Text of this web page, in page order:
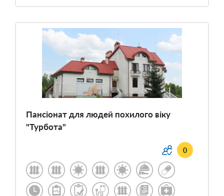
Пансіонат для людей похилого віку
"Турбота"
0